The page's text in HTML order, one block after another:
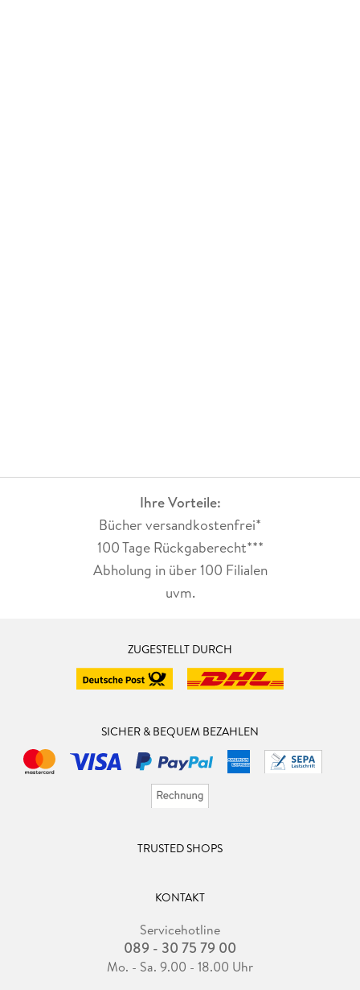
Ihre Vorteile:
Bücher versandkostenfrei*
100 Tage Rückgaberecht***
Abholung in über 100 Filialen
uvm.
ZUGESTELLT DURCH
SICHER & BEQUEM BEZAHLEN
TRUSTED SHOPS
KONTAKT
Servicehotline
089 - 30 75 79 00
Mo. - Sa. 9.00 - 18.00 Uhr